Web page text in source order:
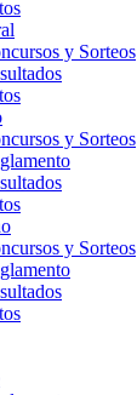
y Sorteos
y Sorteos
y Sorteos